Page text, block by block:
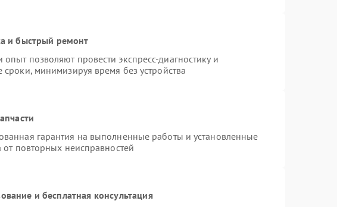
и быстрый ремонт
позволяют провести экспресс-диагностику и
минимизируя время без устройства
гарантия на выполненные работы и установленные
повторных неисправностей
и бесплатная консультация